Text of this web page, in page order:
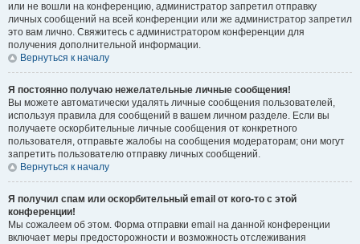
или не вошли на конференцию, администратор запретил отправку
личных сообщений на всей конференции или же администратор запретил
это вам лично. Свяжитесь с администратором конференции для
получения дополнительной информации.
Вернуться к началу
Я постоянно получаю нежелательные личные сообщения!
Вы можете автоматически удалять личные сообщения пользователей,
используя правила для сообщений в вашем личном разделе. Если вы
получаете оскорбительные личные сообщения от конкретного
пользователя, отправьте жалобы на сообщения модераторам; они могут
запретить пользователю отправку личных сообщений.
Вернуться к началу
Я получил спам или оскорбительный email от кого-то с этой
конференции!
Мы сожалеем об этом. Форма отправки email на данной конференции
включает меры предосторожности и возможность отслеживания